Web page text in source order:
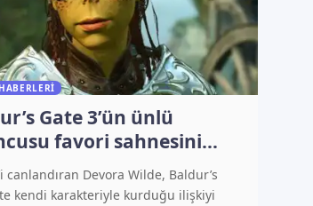
Gate 3’ün ünlü
favori sahnesini
canlandıran Devora Wilde, Baldur’s
kendi karakteriyle kurduğu ilişkiyi